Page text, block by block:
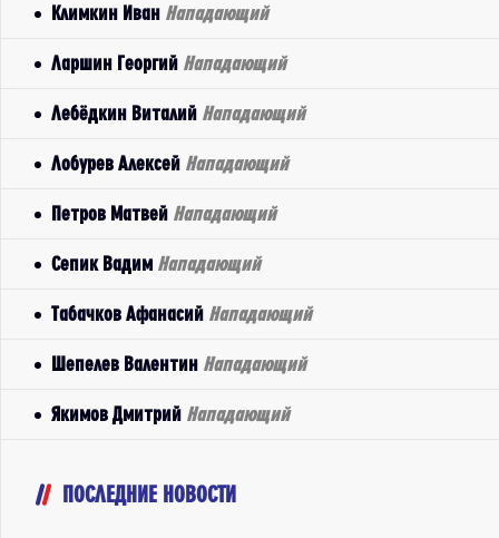
Климкин Иван Нападающий
Ларшин Георгий Нападающий
Лебёдкин Виталий Нападающий
Лобурев Алексей Нападающий
Петров Матвей Нападающий
Сепик Вадим Нападающий
Табачков Афанасий Нападающий
Шепелев Валентин Нападающий
Якимов Дмитрий Нападающий
ПОСЛЕДНИЕ НОВОСТИ